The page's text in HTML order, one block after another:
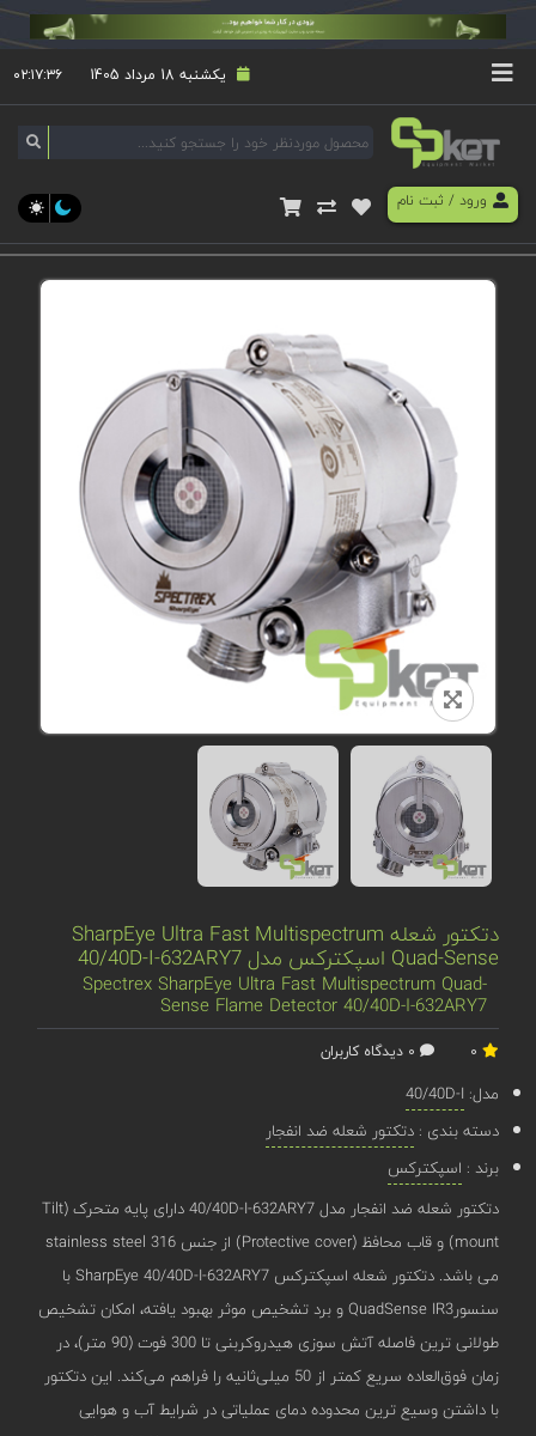
یکشنبه 18 مرداد 1405 ۰۲:۱۷:۳۷
ورود/ ثبت نام
دتکتور شعله SharpEye Ultra Fast Multispectrum
Quad-Sense اسپکترکس مدل 40/40D-I-632ARY7
Spectrex SharpEye Ultra Fast Multispectrum Quad-
Sense Flame Detector 40/40D-I-632ARY7
مدل: 40/40D-I
دسته بندی :دتکتور شعله ضد انفجار
برند : اسپکترکس
دتکتور شعله ضد انفجار مدل 40/40D-I-632ARY7 دارای پایه متحرک (Tilt
mount) و قاب محافظ (Protective cover) از جنس stainless steel 316
می باشد. دتکتور شعله اسپکترکس SharpEye 40/40D-I-632ARY7 با
سنسورQuadSense IR3 و برد تشخیص موثر بهبود یافته، امکان تشخیص
طولانی ‌ترین فاصله آتش ‌سوزی هیدروکربنی تا 300 فوت (90 متر)، در
زمان فوق‌العاده سریع کمتر از 50 میلی‌ثانیه را فراهم می‌کند. این دتکتور
با داشتن وسیع ‌ترین محدوده دمای عملیاتی در شرایط آب و هوایی